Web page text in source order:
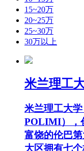
15~20万
20~25万
25~30万
30万以上
米兰理工
米兰理工大
POLIMI），
富饶的伦巴
大区拥有七